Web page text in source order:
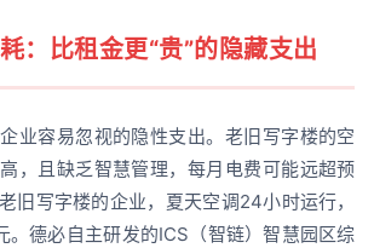
：比租金更“贵”的隐藏支出
业容易忽视的隐性支出。老旧写字楼的空
，且缺乏智慧管理，每月电费可能远超预
旧写字楼的企业，夏天空调24小时运行，
。德必自主研发的ICS（智链）智慧园区综